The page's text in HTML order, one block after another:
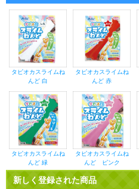
タピオカスライムね
んど 白
タピオカスライムね
んど 赤
タピオカスライムね
んど 緑
タピオカスライムね
んど ピンク
新しく登録された商品